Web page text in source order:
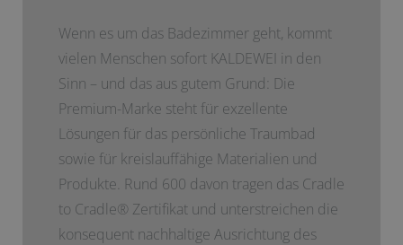
Wenn es um das Badezimmer geht, kommt
vielen Menschen sofort KALDEWEI in den
Sinn – und das aus gutem Grund: Die
Premium-Marke steht für exzellente
Lösungen für das persönliche Traumbad
sowie für kreislauffähige Materialien und
Produkte. Rund 600 davon tragen das Cradle
to Cradle® Zertifikat und unterstreichen die
konsequent nachhaltige Ausrichtung des